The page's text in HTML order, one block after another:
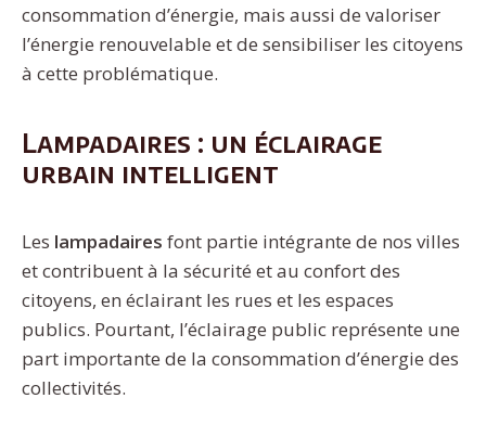
consommation d’énergie, mais aussi de valoriser
l’énergie renouvelable et de sensibiliser les citoyens
à cette problématique.
Lampadaires : un éclairage
urbain intelligent
Les lampadaires font partie intégrante de nos villes
et contribuent à la sécurité et au confort des
citoyens, en éclairant les rues et les espaces
publics. Pourtant, l’éclairage public représente une
part importante de la consommation d’énergie des
collectivités.